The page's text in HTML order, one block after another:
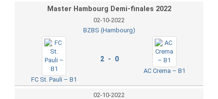
Master Hambourg Demi-finales 2022
02-10-2022
BZBS (Hambourg)
FC St. Pauli – B1
2 - 0
AC Crema – B1
02-10-2022